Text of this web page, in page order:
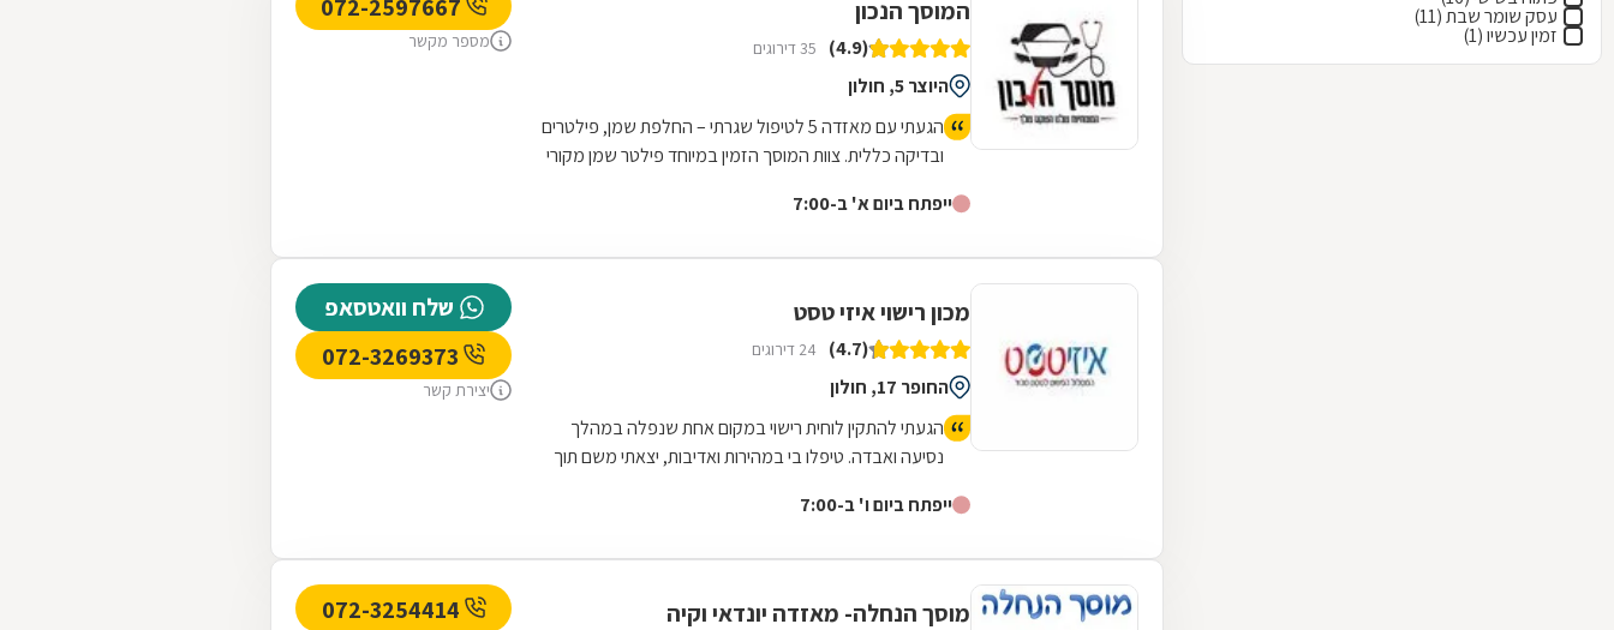
עסק שומר שבת (11)
זמין עכשיו (1)
המוסך הנכון
(4.9) 35 דירוגים
היוצר 5, חולון
הגעתי עם מאזדה 5 לטיפול שגרתי – החלפת שמן, פילטרים
ובדיקה כללית. צוות המוסך הזמין במיוחד פילטר שמן מקורי
לחום והעומס של הקיץ בישראל. הכל בוצע בצורה מאוד
ייפתח ביום א' ב-7:00
מספר מקשר
מכון רישוי איזי טסט
(4.7) 24 דירוגים
החופר 17, חולון
הגעתי להתקין לוחית רישוי במקום אחת שנפלה במהלך
נסיעה ואבדה. טיפלו בי במהירות ואדיבות, יצאתי משם תוך
ייפתח ביום ו' ב-7:00
שלח וואטסאפ
יצירת קשר
מוסך הנחלה- מאזדה יונדאי וקיה